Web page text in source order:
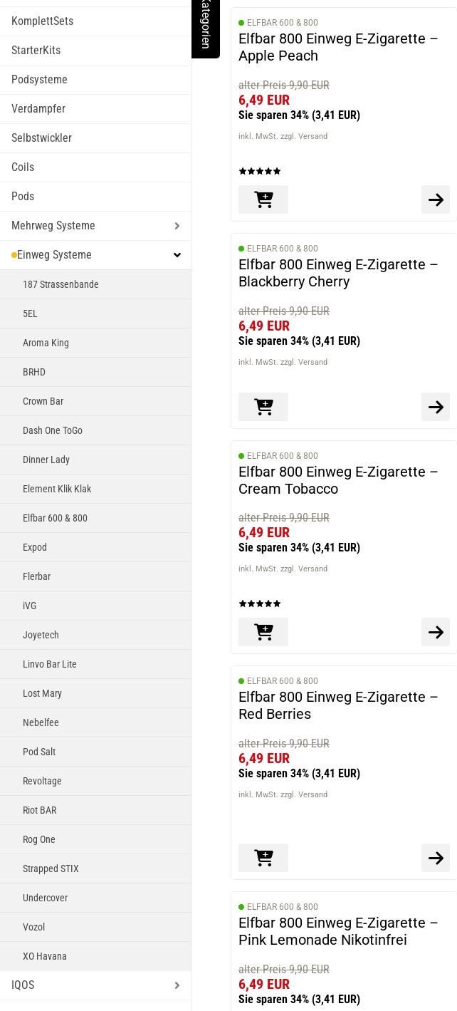
KategorienToggle Menu
KomplettSets
StarterKits
Podsysteme
Verdampfer
Selbstwickler
Coils
Pods
Mehrweg Systeme
Einweg Systeme
187 Strassenbande
5EL
Aroma King
BRHD
Crown Bar
Dash One ToGo
Dinner Lady
Element Klik Klak
Elfbar 600 & 800
Expod
Flerbar
iVG
Joyetech
Linvo Bar Lite
Lost Mary
Nebelfee
Pod Salt
Revoltage
Riot BAR
Rog One
Strapped STIX
Undercover
Vozol
XO Havana
IQOS
ELFBAR 600 & 800
Elfbar 800 Einweg E-Zigarette –
Apple Peach
alter Preis 9,90 EUR
6,49 EUR
Sie sparen 34% (3,41 EUR)
inkl. MwSt. zzgl. Versand
ELFBAR 600 & 800
Elfbar 800 Einweg E-Zigarette –
Blackberry Cherry
alter Preis 9,90 EUR
6,49 EUR
Sie sparen 34% (3,41 EUR)
inkl. MwSt. zzgl. Versand
ELFBAR 600 & 800
Elfbar 800 Einweg E-Zigarette –
Cream Tobacco
alter Preis 9,90 EUR
6,49 EUR
Sie sparen 34% (3,41 EUR)
inkl. MwSt. zzgl. Versand
ELFBAR 600 & 800
Elfbar 800 Einweg E-Zigarette –
Red Berries
alter Preis 9,90 EUR
6,49 EUR
Sie sparen 34% (3,41 EUR)
inkl. MwSt. zzgl. Versand
ELFBAR 600 & 800
Elfbar 800 Einweg E-Zigarette –
Pink Lemonade Nikotinfrei
alter Preis 9,90 EUR
6,49 EUR
Sie sparen 34% (3,41 EUR)